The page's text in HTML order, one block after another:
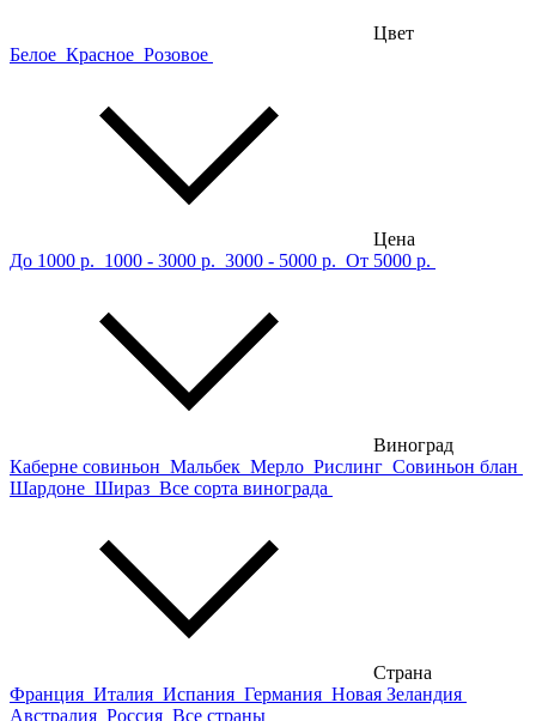
Цвет
Белое Красное Розовое
Цена
До 1000 р. 1000 - 3000 р. 3000 - 5000 р. От 5000 р.
Виноград
Каберне совиньон Мальбек Мерло Рислинг Совиньон блан
Шардоне Шираз Все сорта винограда
Страна
Франция Италия Испания Германия Новая Зеландия
Австралия Россия Все страны